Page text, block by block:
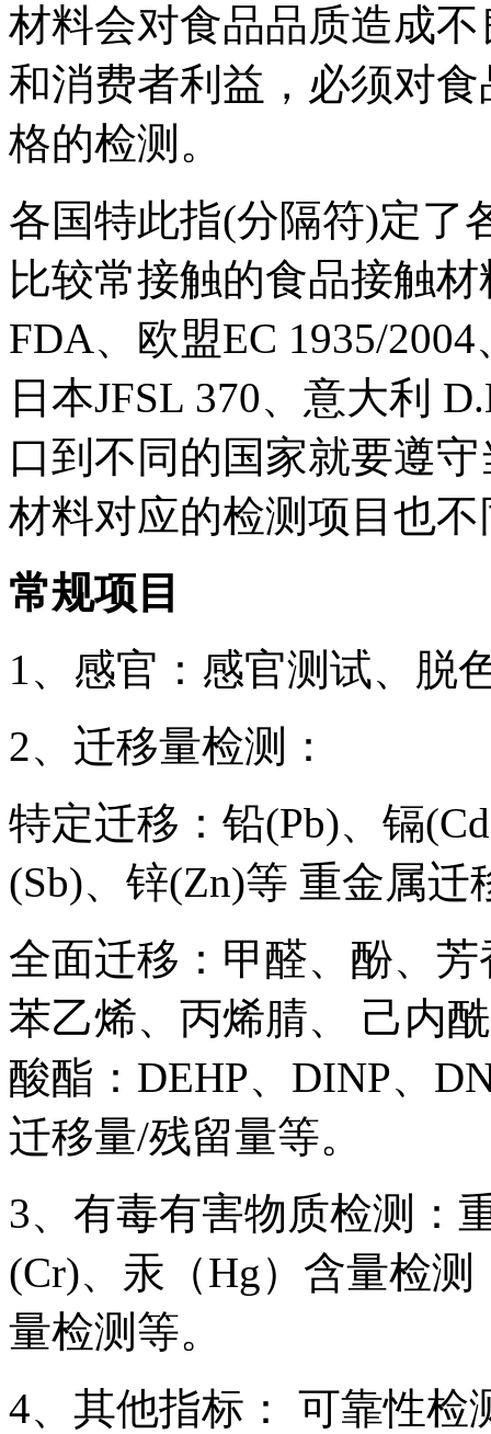
材料会对食品品质造成
和消费者利益，必须对
格的检测。
各国特此指(分隔符)定了
比较常接触的食品接触
FDA、欧盟EC 1935/
日本JFSL 370、意大利
口到不同的国家就要遵
材料对应的检测项目也不
常规项目
1、感官：感官测试、脱
2、迁移量检测：
特定迁移：铅(Pb)、镉
(Sb)、锌(Zn)等 重金属迁
全面迁移：甲醛、酚、
苯乙烯、丙烯腈、 己内
酸酯：DEHP、DINP、
迁移量/残留量等。
3、有毒有害物质检测：
(Cr)、汞（Hg）含量检
量检测等。
4、其他指标： 可靠性检